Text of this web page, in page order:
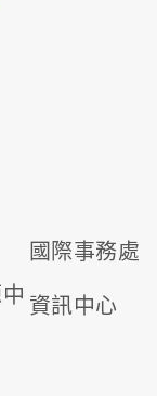
facebook
大學
國際事務處
資訊中心